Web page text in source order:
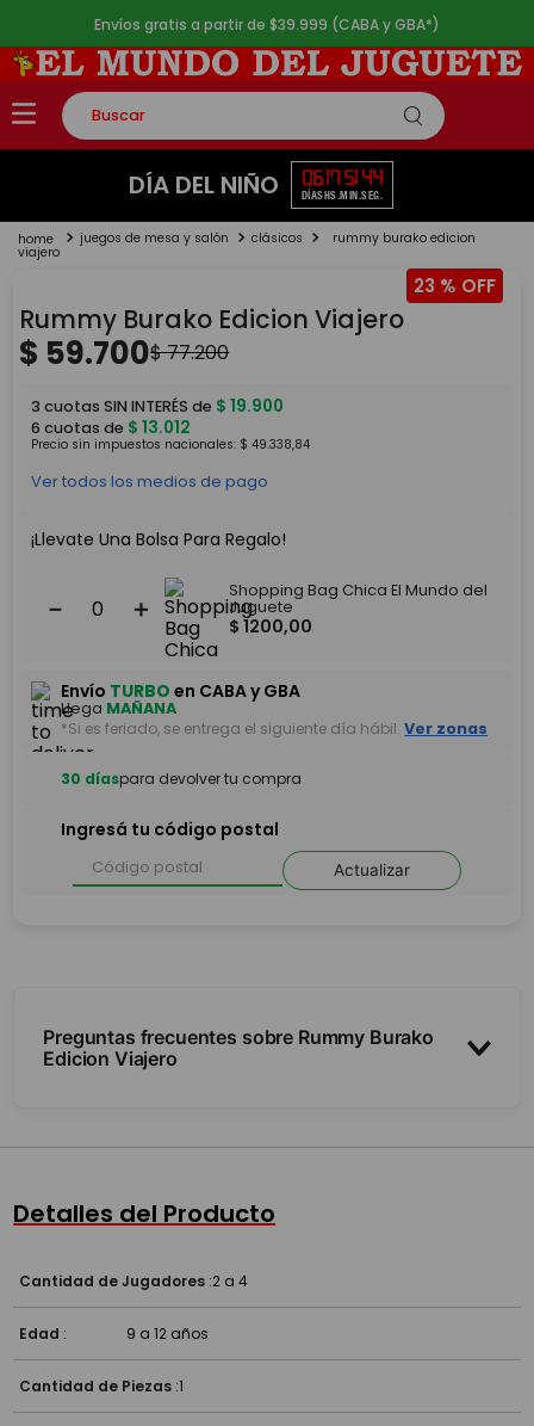
Envíos gratis a partir de $39.999 (CABA y GBA*)
Buscar
TÉRMINOS MÁS BUSCADOS
2.
lego
4.
monopatin
5. toy story
DÍA DEL NIÑO 06
DÍAS
17
HS.
51
MIN.
44
SEG.
juegos de mesa y salón clásicos rummy burako edicion
viajero
23 %
Rummy Burako Edicion Viajero
$ 59.700$77.200
3 cuotas SIN INTERÉS de $ 19.900
6 cuotas de $ 13.012
Precio sin impuestos nacionales: $ 49.338,84
Ver todos los medios de pago
¡Llevate Una Bolsa Para Regalo!
＋
－
Shopping Bag Chica El Mundo del
Juguete
$ 1200,00
Envío TURBO en CABA y GBA
Llega MAÑANA
*Si es feriado, se entrega el siguiente día hábil. Ver zonas
30 díaspara devolver tu compra
Ingresá tu código postal
Actualizar
Preguntas frecuentes sobre Rummy Burako
Edicion Viajero
¿Para cuántos jugadores es?
Detalles del Producto
Cantidad de Jugadores :2 a 4
Edad : 9 a 12 años
Cantidad de Piezas :1